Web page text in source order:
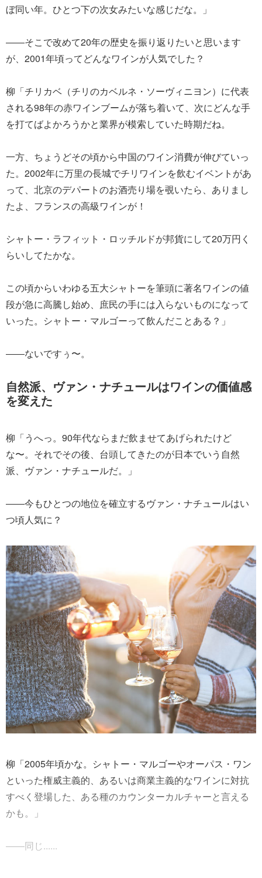
ぼ同い年。ひとつ下の次女みたいな感じだな。」
――そこで改めて20年の歴史を振り返りたいと思います
が、2001年頃ってどんなワインが人気でした？
柳「チリカベ（チリのカベルネ・ソーヴィニヨン）に代表
される98年の赤ワインブームが落ち着いて、次にどんな手
を打てばよかろうかと業界が模索していた時期だね。
一方、ちょうどその頃から中国のワイン消費が伸びていっ
た。2002年に万里の長城でチリワインを飲むイベントがあ
って、北京のデパートのお酒売り場を覗いたら、ありまし
たよ、フランスの高級ワインが！
シャトー・ラフィット・ロッチルドが邦貨にして20万円く
らいしてたかな。
この頃からいわゆる五大シャトーを筆頭に著名ワインの値
段が急に高騰し始め、庶民の手には入らないものになって
いった。シャトー・マルゴーって飲んだことある？」
――ないですぅ〜。
自然派、ヴァン・ナチュールはワインの価値感
を変えた
柳「うへっ。90年代ならまだ飲ませてあげられたけど
な〜。それでその後、台頭してきたのが日本でいう自然
派、ヴァン・ナチュールだ。」
――今もひとつの地位を確立するヴァン・ナチュールはい
つ頃人気に？
柳「2005年頃かな。シャトー・マルゴーやオーパス・ワン
といった権威主義的、あるいは商業主義的なワインに対抗
すべく登場した、ある種のカウンターカルチャーと言える
かも。」
――同じ......